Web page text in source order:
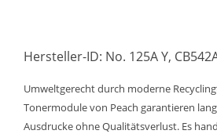
Hersteller-ID: No. 125A Y,
Umweltgerecht durch moderne
Tonermodule von Peach garantieren
Ausdrucke ohne Qualitätsverlust. Es